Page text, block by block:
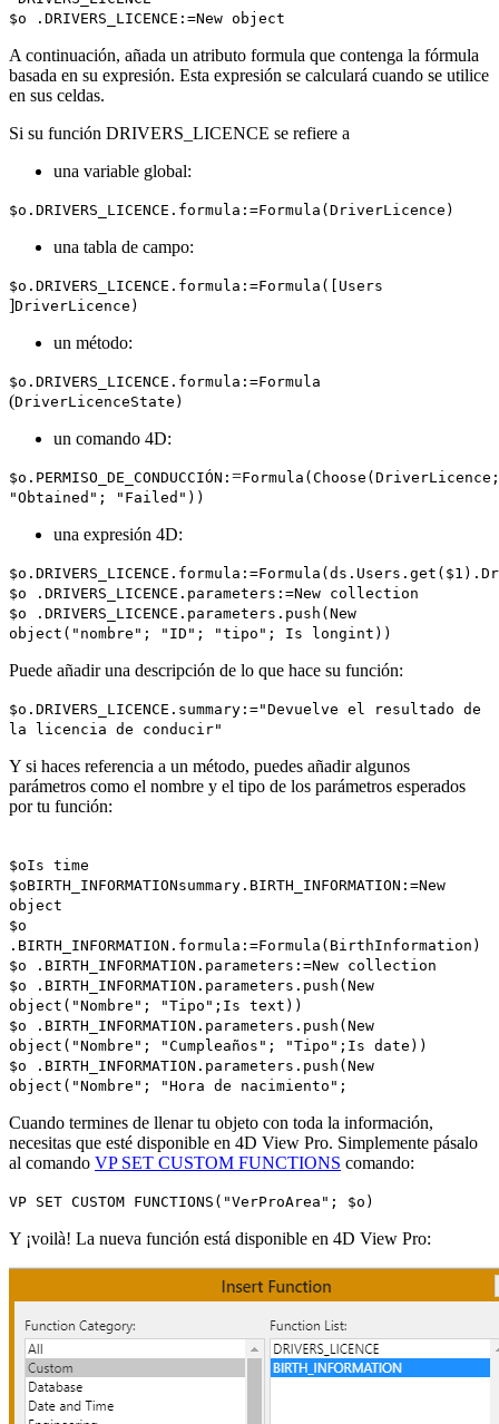
$o . DRIVERS_LICENCE :=New object
A continuación, añada un atributo formula que contenga la fórmula
basada en su expresión. Esta expresión se calculará cuando se utilice
en sus celdas.
Si su función DRIVERS_LICENCE se refiere a
una variable global:
$o . DRIVERS_LICENCE . formula :=Formula ( DriverLicence )
una tabla de campo:
$o . DRIVERS_LICENCE . formula :=Formula ([ Users
]DriverLicence)
un método:
$o . DRIVERS_LICENCE . formula :=Formula
(DriverLicenceState )
un comando 4D:
$o . PERMISO_DE_CONDUCCIÓN : =Formula ( Choose ( DriverLicence ;
"Obtained"; "Failed"))
una expresión 4D:
$o . DRIVERS_LICENCE . formula :=Formula ( ds . Users . get ( $1 ).
$o . DRIVERS_LICENCE . parameters :=New collection
$o . DRIVERS_LICENCE . parameters . push ( New
object ("nombre"; "ID"; "tipo"; Is longint ))
Puede añadir una descripción de lo que hace su función:
$o . DRIVERS_LICENCE . summary :="Devuelve el resultado de
la licencia de conducir"
Y si haces referencia a un método, puedes añadir algunos
parámetros como el nombre y el tipo de los parámetros esperados
por tu función:
$oIs time
$oBIRTH_INFORMATIONsummary . BIRTH_INFORMATION :=New
object
$o
. BIRTH_INFORMATION . formula :=Formula ( BirthInformation )
$o . BIRTH_INFORMATION . parameters :=New collection
$o . BIRTH_INFORMATION . parameters . push ( New
object ("Nombre"; "Tipo"; Is text ))
$o . BIRTH_INFORMATION . parameters . push ( New
object ("Nombre"; "Cumpleaños"; "Tipo"; Is date ))
$o . BIRTH_INFORMATION . parameters . push ( New
object ("Nombre"; "Hora de nacimiento";
Cuando termines de llenar tu objeto con toda la información,
necesitas que esté disponible en 4D View Pro. Simplemente pásalo
al comando VP SET CUSTOM FUNCTIONS comando:
VP SET CUSTOM FUNCTIONS ("VerProArea"; $o )
Y ¡voilà! La nueva función está disponible en 4D View Pro: